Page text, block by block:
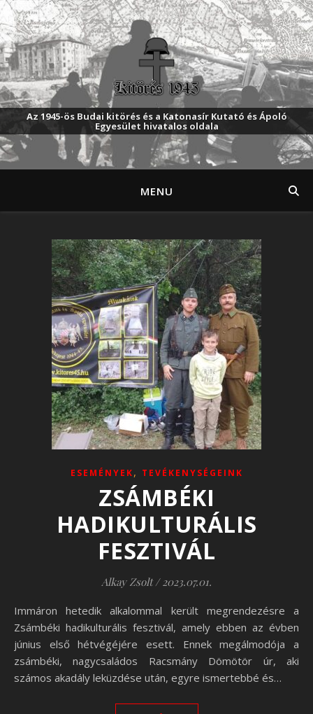
Az 1945-ös Budai kitörés és a Katonasír Kutató és Ápoló
Egyesület hivatalos oldala
MENU
ESEMÉNYEK, TEVÉKENYSÉGEINK
ZSÁMBÉKI
HADIKULTURÁLIS
FESZTIVÁL
Alkay Zsolt / 2023.07.01.
Immáron hetedik alkalommal került megrendezésre a
Zsámbéki hadikulturális fesztivál, amely ebben az évben
június első hétvégéjére esett. Ennek megálmodója a
zsámbéki, nagycsaládos Racsmány Dömötör úr, aki
számos akadály leküzdése után, egyre ismertebbé és…